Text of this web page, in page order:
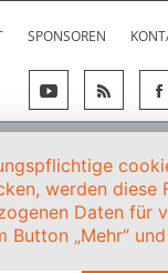
SPONSOREN
werden
Daten
Button „Mehr“